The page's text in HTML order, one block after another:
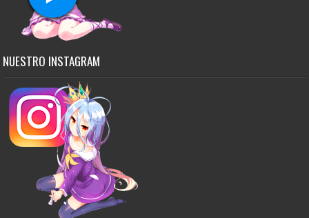
NUESTRO INSTAGRAM